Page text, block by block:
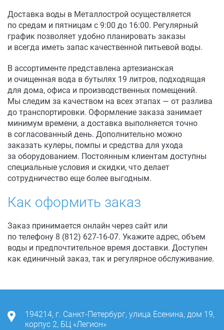
Доставка воды в Металлострой осуществляется
по средам и пятницам с 9:00 до 16:00. Регулярный
график позволяет удобно планировать заказы
и всегда иметь запас качественной питьевой воды.
В ассортименте представлена артезианская
и очищенная вода в бутылях 19 литров, подходящая
для дома, офиса и производственных помещений.
Мы следим за качеством на всех этапах — от разлива
до транспортировки. Оформление заказа занимает
минимум времени, а доставка выполняется точно
в согласованный день. Дополнительно можно
заказать кулеры, помпы и средства для ухода
за оборудованием. Постоянным клиентам доступны
специальные условия и скидки, что делает
сотрудничество еще более выгодным.
Как оформить заказ
Заказ принимается онлайн через сайт или
по телефону 8 (812) 627-16-07. Укажите адрес, объем
воды и предпочтительное время доставки. Доступен
как единичный заказ, так и регулярное обслуживание.
194214, г. Санкт-Петербург, улица Есенина, дом 19,
корпус 2, БЦ «Легион»